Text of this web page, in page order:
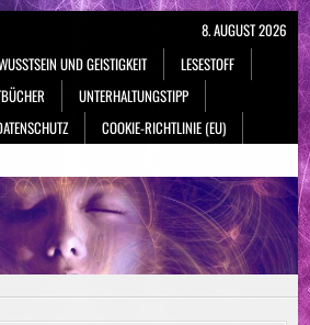
UND GEISTIGKEIT
LESESTOFF
UNTERHALTUNGSTIPP
COOKIE-RICHTLINIE (EU)
8. AUGUST 2026